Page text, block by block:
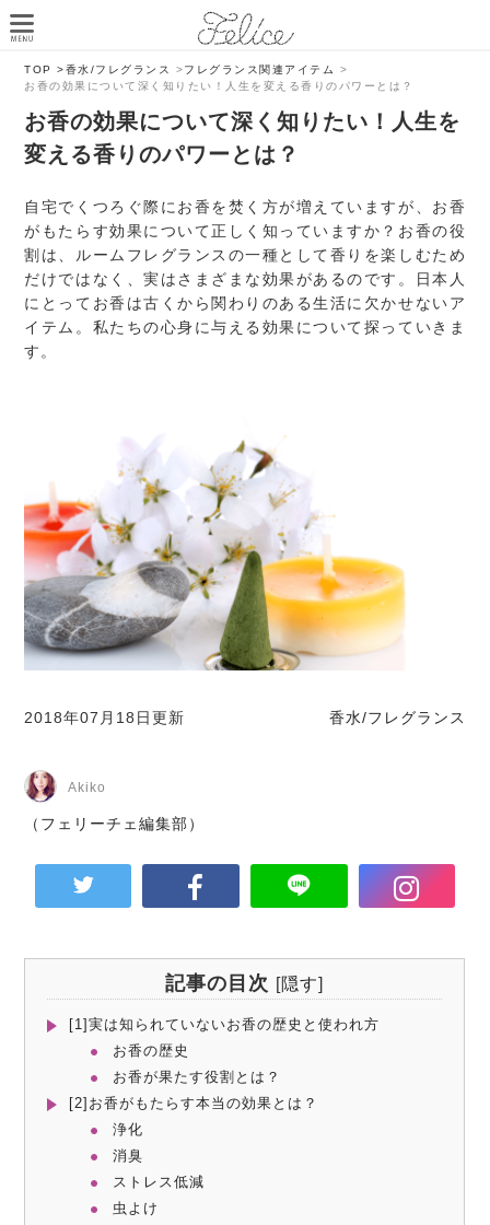
TOP >香水/フレグランス >フレグランス関連アイテム
>
お香の効果について深く知りたい！人生を変える香りのパワーとは？
お香の効果について深く知りたい！人生を
変える香りのパワーとは？
自宅でくつろぐ際にお香を焚く方が増えていますが、お香
がもたらす効果について正しく知っていますか？お香の役
割は、ルームフレグランスの一種として香りを楽しむため
だけではなく、実はさまざまな効果があるのです。日本人
にとってお香は古くから関わりのある生活に欠かせないア
イテム。私たちの心身に与える効果について探っていきま
す。
2018年07月18日更新 香水/フレグランス
Akiko
（フェリーチェ編集部）
記事の目次 [隠す]
[1]実は知られていないお香の歴史と使われ方
お香の歴史
お香が果たす役割とは？
[2]お香がもたらす本当の効果とは？
浄化
消臭
ストレス低減
虫よけ